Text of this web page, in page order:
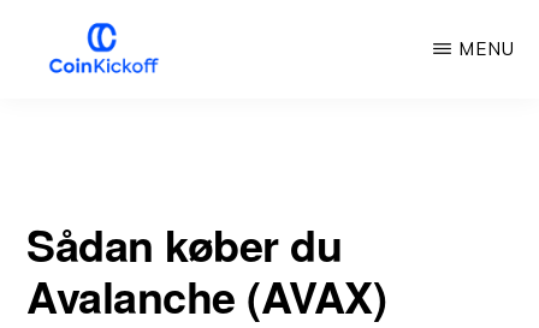
MENU
Sådan køber du
Avalanche (AVAX)